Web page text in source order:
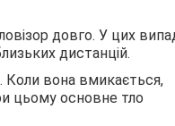
довго. У цих
дистанцій.
Коли вона вмикається,
цьому основне тло